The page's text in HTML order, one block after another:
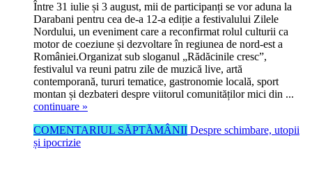
Între 31 iulie și 3 august, mii de participanți se vor aduna la
Darabani pentru cea de-a 12-a ediție a festivalului Zilele
Nordului, un eveniment care a reconfirmat rolul culturii ca
motor de coeziune și dezvoltare în regiunea de nord-est a
României.Organizat sub sloganul „Rădăcinile cresc”,
festivalul va reuni patru zile de muzică live, artă
contemporană, tururi tematice, gastronomie locală, sport
montan și dezbateri despre viitorul comunităților mici din ...
continuare »
COMENTARIUL SĂPTĂMÂNII Despre schimbare, utopii
și ipocrizie